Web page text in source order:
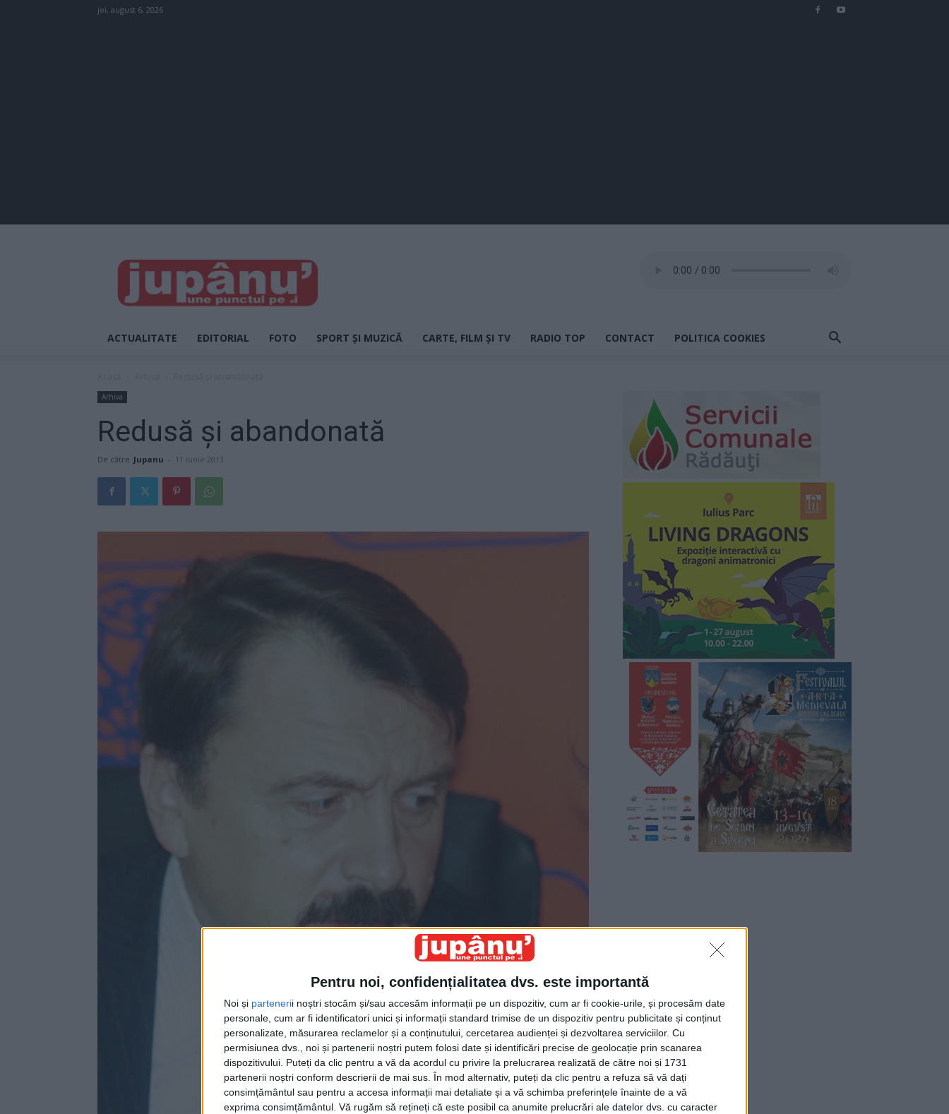
Pentru noi, confidențialitatea dvs. este importantă
Noi și partenerii noștri stocăm și/sau accesăm informații pe un dispozitiv, cum ar fi cookie-urile, și procesăm date
personale, cum ar fi identificatori unici și informații standard trimise de un dispozitiv pentru publicitate și conținut
personalizate, măsurarea reclamelor și a conținutului, cercetarea audienței și dezvoltarea serviciilor. Cu
permisiunea dvs., noi și partenerii noștri putem folosi date și identificări precise de geolocație prin scanarea
dispozitivului. Puteți da clic pentru a vă da acordul cu privire la prelucrarea realizată de către noi și 1731
partenerii noștri conform descrierii de mai sus. În mod alternativ, puteți da clic pentru a refuza să vă dați
consimțământul sau pentru a accesa informații mai detaliate și a vă schimba preferințele înainte de a vă
exprima consimțământul. Vă rugăm să rețineți că este posibil ca anumite prelucrări ale datelor dvs. cu caracter
joi, august 6, 2026
JUPÂNU'
ACTUALITATE EDITORIAL FOTO SPORT ȘI MUZICĂ CARTE, FILM ȘI TV RADIO TOP CONTACT POLITICA COOKIES
Arhiva
Redusă şi abandonată
De către Jupanu - 11 iunie 2013